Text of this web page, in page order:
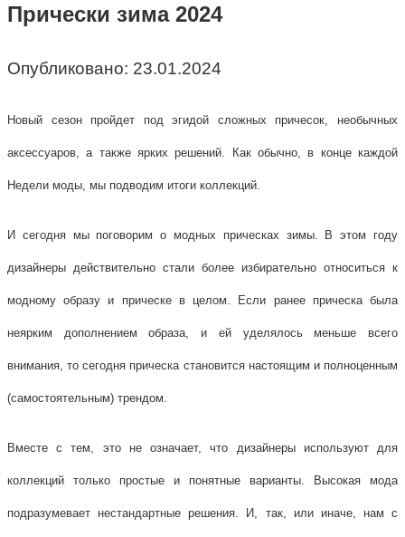
Прически зима 2024
Опубликовано: 23.01.2024
Новый сезон пройдет под эгидой сложных причесок, необычных
аксессуаров, а также ярких решений. Как обычно, в конце каждой
Недели моды, мы подводим итоги коллекций.
И сегодня мы поговорим о модных прическах зимы. В этом году
дизайнеры действительно стали более избирательно относиться к
модному образу и прическе в целом. Если ранее прическа была
неярким дополнением образа, и ей уделялось меньше всего
внимания, то сегодня прическа становится настоящим и полноценным
(самостоятельным) трендом.
Вместе с тем, это не означает, что дизайнеры используют для
коллекций только простые и понятные варианты. Высокая мода
подразумевает нестандартные решения. И, так, или иначе, нам с